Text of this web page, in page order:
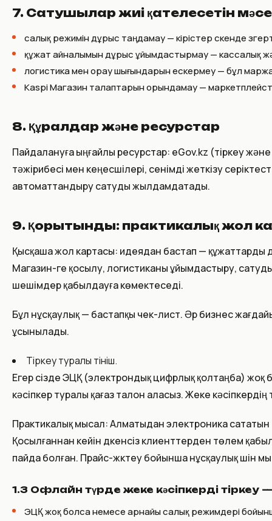
7. Сатушылар жиі қателесетін
салық режимін дұрыс таңдамау — кірістер өскенде
құжат айналымын дұрыс ұйымдастырмау — кассалық
логистика мен орау шығындарын ескермеу — бұл
Kaspi Магазин талаптарын орындамау —
8. Құралдар және ресурстар
Пайдалануға ыңғайлы ресурстар: eGov.kz (тіркеу
тәжірибесі мен кеңесшілері, сенімді жеткізу
автоматтандыру сатуды жылдамдатады.
9. Қорытынды: практикалық жол
Қысқаша жол картасы: идеядан бастап — құжаттарды
Магазин-ге қосылу, логистиканы ұйымдастыру,
шешімдер қабылдауға көмектеседі.
Бұл нұсқаулық — бастапқы чек-лист. Әр бизнес
ұсынылады.
Тіркеу туралы өтініш.
Егер сізде ЭЦҚ (электрондық цифрлық қолтаңба) жоқ
кәсіпкер туралы қағаз талон аласыз. Жеке
Практикалық мысал: Алматыдан электроника сататын
Қосылғаннан кейін дүкенсіз клиенттерден төлем
пайда болған. Прайс-жүктеу бойынша нұсқаулық үшін
1.3 Офлайн түрде жеке кәсіпкерді тіркеу
ЭЦҚ жоқ болса немесе арнайы салық режимдері